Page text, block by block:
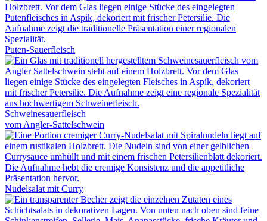
Puten-Sauerfleisch
Schweinesauerfleisch
vom Angler-Sattelschwein
Nudelsalat mit Curry